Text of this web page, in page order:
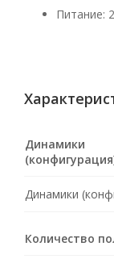
Питание:
Динамики
Динамики
Количество